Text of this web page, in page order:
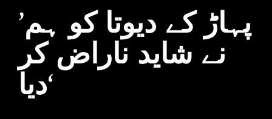
’پہاڑ کے دیوتا کو ہم
نے شاید ناراض کر
دیا‘